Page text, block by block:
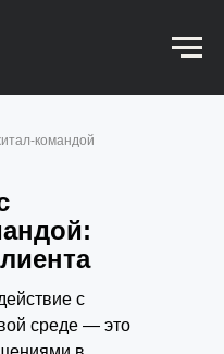
командой
с
среде — это